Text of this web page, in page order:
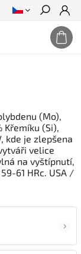
Hledat
(Mo),
Křemíku (Si),
kde je zlepšena
velice
na vyštípnutí,
61 HRc. USA /